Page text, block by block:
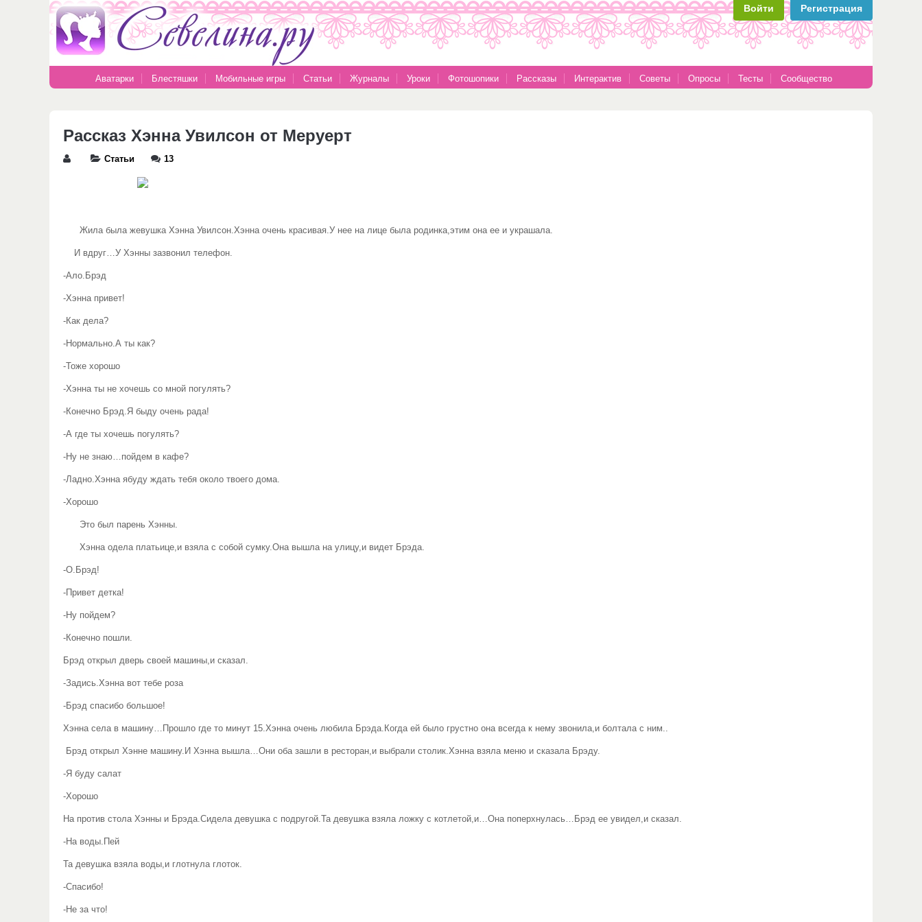
Войти Регистрация
Аватарки Блестяшки Мобильные игры Статьи Журналы Уроки Фотошопики Рассказы Интерактив Советы Опросы Тесты Сообщество
Рассказ Хэнна Увилсон от Меруерт
Статьи 13
Жила была жевушка Хэнна Увилсон.Хэнна очень красивая.У нее на лице была родинка,этим она ее и украшала.
И вдруг…У Хэнны зазвонил телефон.
-Ало.Брэд
-Хэнна привет!
-Как дела?
-Нормально.А ты как?
-Тоже хорошо
-Хэнна ты не хочешь со мной погулять?
-Конечно Брэд.Я быду очень рада!
-А где ты хочешь погулять?
-Ну не знаю…пойдем в кафе?
-Ладно.Хэнна ябуду ждать тебя около твоего дома.
-Хорошо
Это был парень Хэнны.
Хэнна одела платьице,и взяла с собой сумку.Она вышла на улицу,и видет Брэда.
-О.Брэд!
-Привет детка!
-Ну пойдем?
-Конечно пошли.
Брэд открыл дверь своей машины,и сказал.
-Задись.Хэнна вот тебе роза
-Брэд спасибо большое!
Хэнна села в машину…Прошло где то минут 15.Хэнна очень любила Брэда.Когда ей было грустно она всегда к нему звонила,и болтала с ним..
Брэд открыл Хэнне машину.И Хэнна вышла…Они оба зашли в ресторан,и выбрали столик.Хэнна взяла меню и сказала Брэду.
-Я буду салат
-Хорошо
На против стола Хэнны и Брэда.Сидела девушка с подругой.Та девушка взяла ложку с котлетой,и…Она поперхнулась…Брэд ее увидел,и сказал.
-На воды.Пей
Та девушка взяла воды,и глотнула глоток.
-Спасибо!
-Не за что!